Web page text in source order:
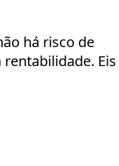
há risco de